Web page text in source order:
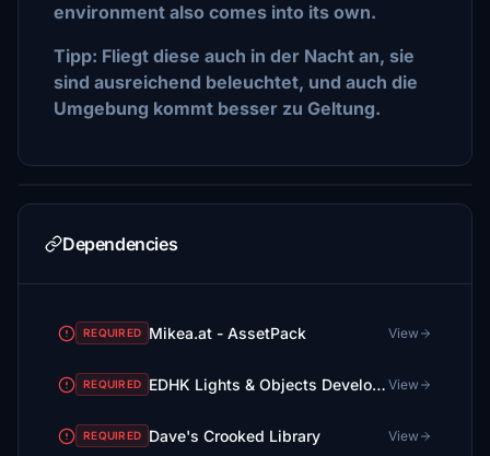
environment also comes into its own.
Tipp: Fliegt diese auch in der Nacht an, sie
sind ausreichend beleuchtet, und auch die
Umgebung kommt besser zu Geltung.
Dependencies
REQUIRED Mikea.at - AssetPack View
REQUIRED EDHK Lights & Objects Developers Pack (Asset-Pack) View
REQUIRED Dave's Crooked Library View